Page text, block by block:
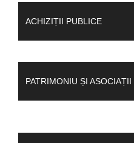
ACHIZIȚII PUBLICE
PATRIMONIU ȘI